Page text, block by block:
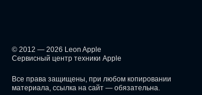
© 2012 — 2026 Leon Apple
Сервисный центр техники Apple
Все права защищены, при любом копировании
материала, ссылка на сайт — обязательна.